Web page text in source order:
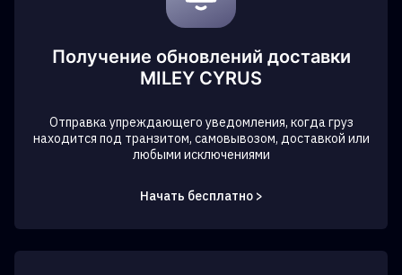
Получение обновлений доставки
MILEY CYRUS
Отправка упреждающего уведомления, когда груз
находится под транзитом, самовывозом, доставкой или
любыми исключениями
Начать бесплатно >